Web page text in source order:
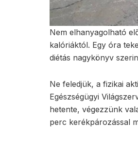
Nem elhanyagolható
kalóriáktól. Egy óra
diétás nagykönyv
Ne feledjük, a fizikai
Egészségügyi
hetente, végezzünk
perc kerékpározással